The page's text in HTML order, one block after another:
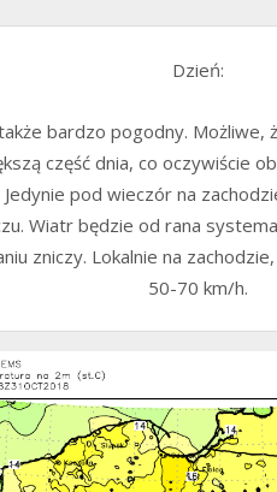
Dzień:
bardzo pogodny. Możliwe,
część dnia, co oczywiście
pod wieczór na
Wiatr będzie od rana
zniczy. Lokalnie na
50-70 km/h.